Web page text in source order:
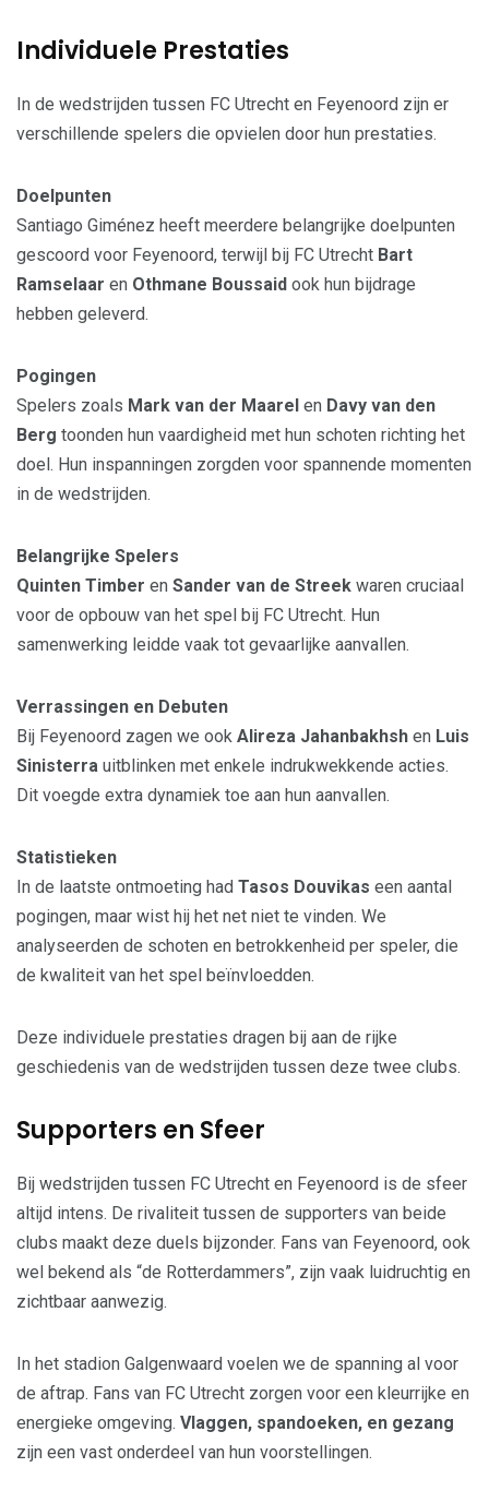
Individuele Prestaties
In de wedstrijden tussen FC Utrecht en Feyenoord zijn er
verschillende spelers die opvielen door hun prestaties.
Doelpunten
Santiago Giménez heeft meerdere belangrijke doelpunten
gescoord voor Feyenoord, terwijl bij FC Utrecht Bart
Ramselaar en Othmane Boussaid ook hun bijdrage
hebben geleverd.
Pogingen
Spelers zoals Mark van der Maarel en Davy van den
Berg toonden hun vaardigheid met hun schoten richting het
doel. Hun inspanningen zorgden voor spannende momenten
in de wedstrijden.
Belangrijke Spelers
Quinten Timber en Sander van de Streek waren cruciaal
voor de opbouw van het spel bij FC Utrecht. Hun
samenwerking leidde vaak tot gevaarlijke aanvallen.
Verrassingen en Debuten
Bij Feyenoord zagen we ook Alireza Jahanbakhsh en Luis
Sinisterra uitblinken met enkele indrukwekkende acties.
Dit voegde extra dynamiek toe aan hun aanvallen.
Statistieken
In de laatste ontmoeting had Tasos Douvikas een aantal
pogingen, maar wist hij het net niet te vinden. We
analyseerden de schoten en betrokkenheid per speler, die
de kwaliteit van het spel beïnvloedden.
Deze individuele prestaties dragen bij aan de rijke
geschiedenis van de wedstrijden tussen deze twee clubs.
Supporters en Sfeer
Bij wedstrijden tussen FC Utrecht en Feyenoord is de sfeer
altijd intens. De rivaliteit tussen de supporters van beide
clubs maakt deze duels bijzonder. Fans van Feyenoord, ook
wel bekend als “de Rotterdammers”, zijn vaak luidruchtig en
zichtbaar aanwezig.
In het stadion Galgenwaard voelen we de spanning al voor
de aftrap. Fans van FC Utrecht zorgen voor een kleurrijke en
energieke omgeving. Vlaggen, spandoeken, en gezang
zijn een vast onderdeel van hun voorstellingen.